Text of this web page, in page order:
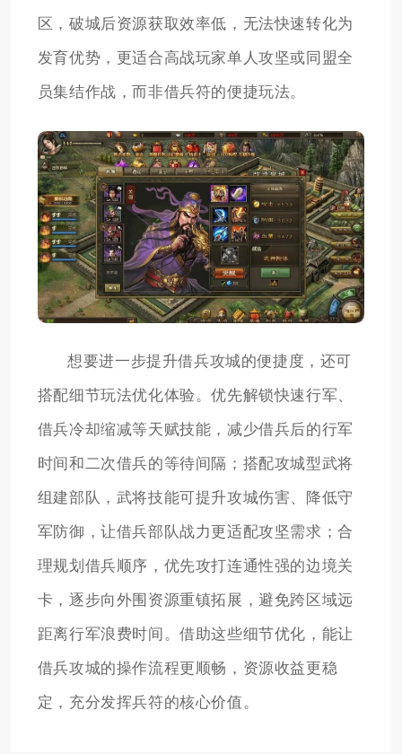
区，破城后资源获取效率低，无法快速转化为
发育优势，更适合高战玩家单人攻坚或同盟全
员集结作战，而非借兵符的便捷玩法。
想要进一步提升借兵攻城的便捷度，还可
搭配细节玩法优化体验。优先解锁快速行军、
借兵冷却缩减等天赋技能，减少借兵后的行军
时间和二次借兵的等待间隔；搭配攻城型武将
组建部队，武将技能可提升攻城伤害、降低守
军防御，让借兵部队战力更适配攻坚需求；合
理规划借兵顺序，优先攻打连通性强的边境关
卡，逐步向外围资源重镇拓展，避免跨区域远
距离行军浪费时间。借助这些细节优化，能让
借兵攻城的操作流程更顺畅，资源收益更稳
定，充分发挥兵符的核心价值。